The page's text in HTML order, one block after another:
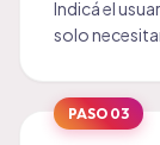
Indicá el
solo
PASO 03